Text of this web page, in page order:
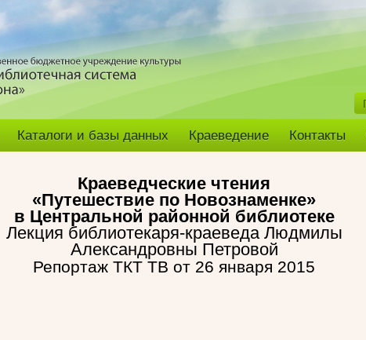
Каталоги и базы данных Краеведение Контакты
Краеведческие чтения
«Путешествие по Новознаменке»
в Центральной районной библиотеке
Лекция библиотекаря-краеведа Людмилы
Александровны Петровой
Репортаж ТКТ ТВ от 26 января 2015